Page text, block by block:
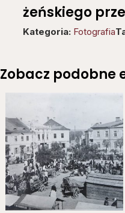
żeńskiego
Kategoria: Fotografia
Zobacz podobne